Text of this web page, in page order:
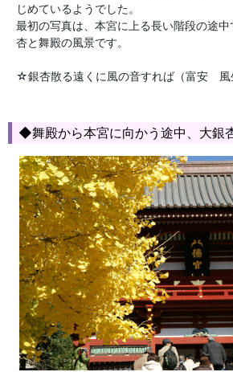
じめているようでした。
最初の写真は、本宮に上る長い階段の途
杏と舞殿の風景です。
☆銀杏散る遠くに風の音すれば（富安 風
◆舞殿から本宮に向かう途中、大銀